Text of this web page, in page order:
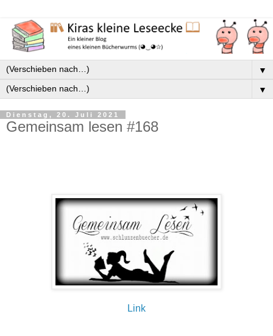
▼
▼
Dienstag, 20. Juli 2021
Gemeinsam lesen #168
Link